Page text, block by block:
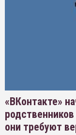
«ВКонтакте»
они требуют